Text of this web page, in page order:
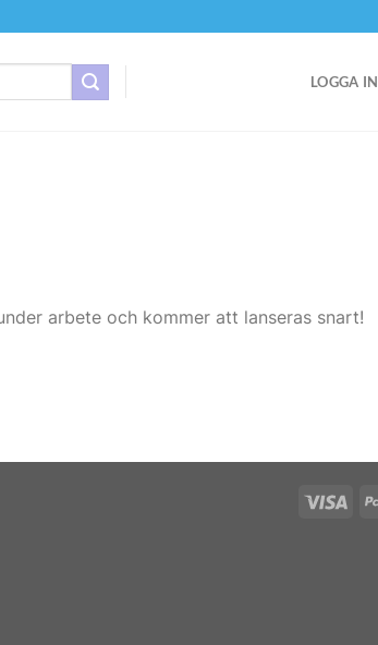
LOGGA IN
arbete och kommer att lanseras snart!